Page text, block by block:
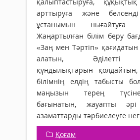
арттыруға және
ұстанымын нығайтуға
Жаңартылған білім беру
«Заң мен Тәртіп»
алатын, Әділетті
құндылықтарын
білімнің елдің табысты
маңызын терең
бағынатын, жауапты әрі
азаматтарды тәрбиелеуге
Қоғам